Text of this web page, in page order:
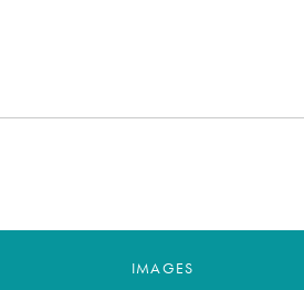
IMAGES